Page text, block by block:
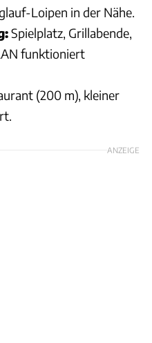
Loipen in der Nähe.
Spielplatz, Grillabende,
funktioniert
(200 m), kleiner
ANZEIGE